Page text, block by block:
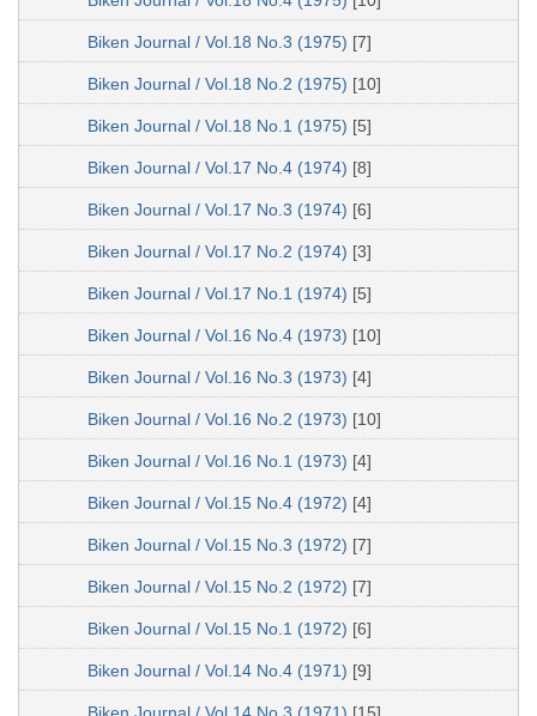
Biken Journal / Vol.18 No.3 (1975) [7]
Biken Journal / Vol.18 No.2 (1975) [10]
Biken Journal / Vol.18 No.1 (1975) [5]
Biken Journal / Vol.17 No.4 (1974) [8]
Biken Journal / Vol.17 No.3 (1974) [6]
Biken Journal / Vol.17 No.2 (1974) [3]
Biken Journal / Vol.17 No.1 (1974) [5]
Biken Journal / Vol.16 No.4 (1973) [10]
Biken Journal / Vol.16 No.3 (1973) [4]
Biken Journal / Vol.16 No.2 (1973) [10]
Biken Journal / Vol.16 No.1 (1973) [4]
Biken Journal / Vol.15 No.4 (1972) [4]
Biken Journal / Vol.15 No.3 (1972) [7]
Biken Journal / Vol.15 No.2 (1972) [7]
Biken Journal / Vol.15 No.1 (1972) [6]
Biken Journal / Vol.14 No.4 (1971) [9]